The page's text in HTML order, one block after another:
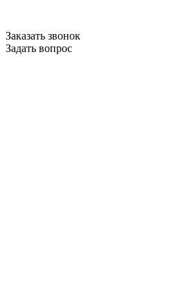
Заказать звонок
Задать вопрос